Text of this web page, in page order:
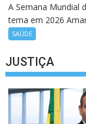
A Semana Mundial
tema em 2026
SAÚDE
JUSTIÇA